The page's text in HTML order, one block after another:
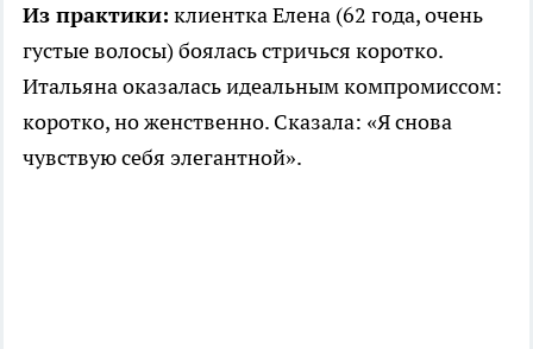
Из практики: клиентка Елена (62 года, очень
густые волосы) боялась стричься коротко.
Итальяна оказалась идеальным компромиссом:
коротко, но женственно. Сказала: «Я снова
чувствую себя элегантной».